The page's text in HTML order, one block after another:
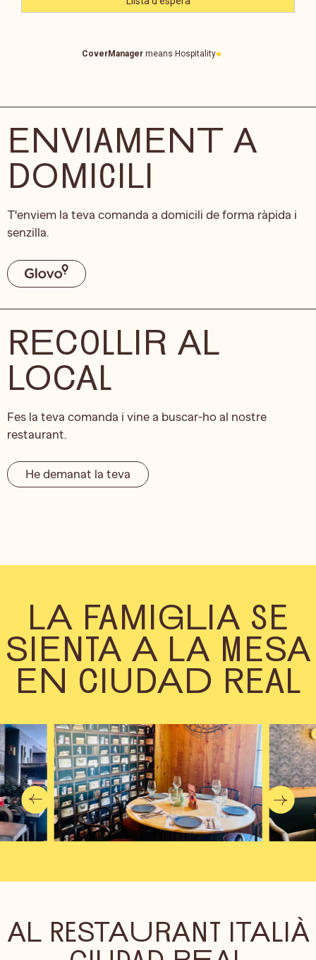
ENVIAMENT A
DOMICILI
T'enviem la teva comanda a domicili de forma ràpida i
senzilla.
RECOLLIR AL
LOCAL
Fes la teva comanda i vine a buscar-ho al nostre
restaurant.
He demanat la teva
LA FAMIGLIA SE
SIENTA A LA MESA
EN CIUDAD REAL
AL RESTAURANT ITALIÀ